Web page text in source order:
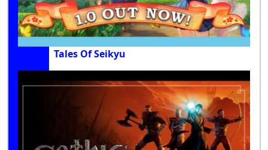
Tales Of Seikyu